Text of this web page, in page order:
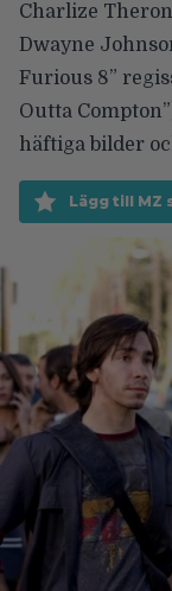
Charlize
Dwayne
Furious 8”
Outta
häftiga bilder
Lägg till MZ